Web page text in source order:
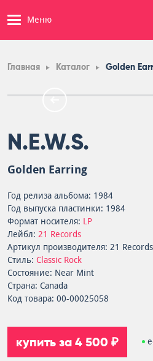
Меню
Главная Каталог Golden
N.E.W.S.
Golden Earring
Год релиза альбома: 1984
Год выпуска пластинки: 1984
Формат носителя: LP
Лейбл: 21 Records
Артикул производителя: 21
Стиль: Classic Rock
Состояние: Near Mint
Страна: Canada
Код товара: 00-00025058
купить за 4 500 ₽